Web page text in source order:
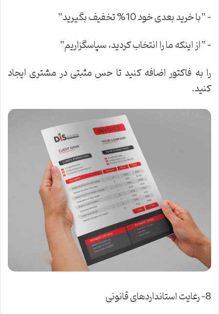
– “با خرید بعدی خود 10% تخفیف بگیرید
“
– “از اینکه ما را انتخاب کردید، سپاسگزاریم“
را به فاکتور اضافه کنید تا حس مثبتی در مشتری ایجاد
کنید.
8- رعایت استانداردهای قانونی